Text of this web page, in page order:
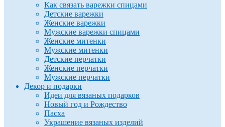
Как связать варежки спицами
Детские варежки
Женские варежки
Мужские варежки спицами
Женские митенки
Мужские митенки
Детские перчатки
Женские перчатки
Мужские перчатки
Декор и подарки
Идеи для вязаных подарков
Новый год и Рождество
Пасха
Украшение вязаных изделий